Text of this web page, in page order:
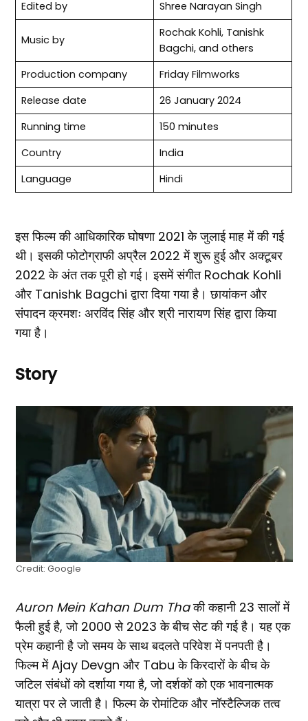
Edited by
Shree Narayan Singh
Music by
Rochak Kohli, Tanishk
Bagchi, and others
Production company
Friday Filmworks
Release date
26 January 2024
Running time
150 minutes
Country
India
Language
Hindi
इस फिल्म की आधिकारिक घोषणा 2021 के जुलाई माह में की गई
थी। इसकी फोटोग्राफी अप्रैल 2022 में शुरू हुई और अक्टूबर
2022 के अंत तक पूरी हो गई। इसमें संगीत Rochak Kohli
और Tanishk Bagchi द्वारा दिया गया है। छायांकन और
संपादन क्रमशः अरविंद सिंह और श्री नारायण सिंह द्वारा किया
गया है।
Story
Credit: Google
Auron Mein Kahan Dum Thaकी कहानी 23 सालों में
फैली हुई है, जो 2000 से 2023 के बीच सेट की गई है। यह एक
प्रेम कहानी है जो समय के साथ बदलते परिवेश में पनपती है।
फिल्म में Ajay Devgn और Tabu के किरदारों के बीच के
जटिल संबंधों को दर्शाया गया है, जो दर्शकों को एक भावनात्मक
यात्रा पर ले जाती है। फिल्म के रोमांटिक और नॉस्टैल्जिक तत्व